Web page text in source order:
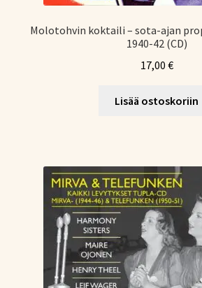
Molotohvin koktaili – sota-ajan
1940-42 (CD)
17,00 €
Lisää ostoskoriin